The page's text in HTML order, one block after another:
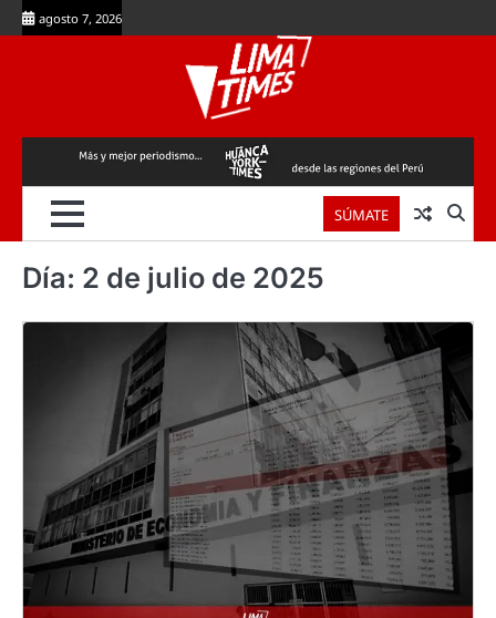
Skip
to
agosto 7, 2026
SÚMATE
Día: 2 de julio de 2025